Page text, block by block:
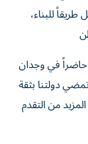
للبناء،
حاضراً في وجدان
دولتنا بثقة
من التقدم